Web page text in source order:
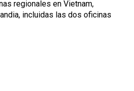
regionales en Vietnam,
incluidas las dos oficinas